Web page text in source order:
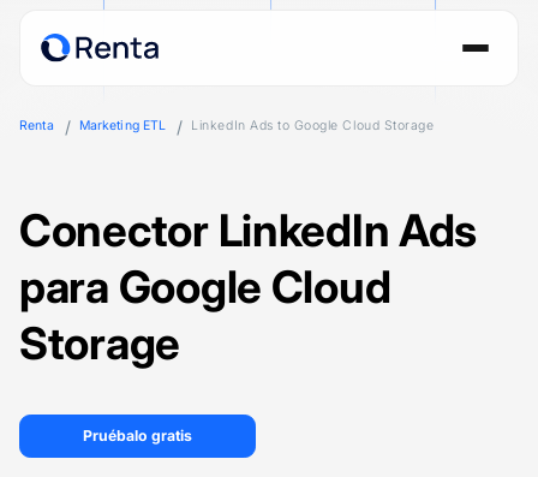
Renta Marketing ETL LinkedIn Ads to Google Cloud Storage
Conector LinkedIn Ads
para Google Cloud
Storage
Pruébalo gratis